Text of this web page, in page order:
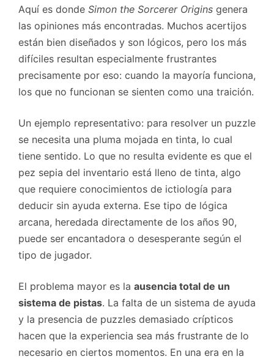
Aquí es donde Simon the Sorcerer Origins genera
las opiniones más encontradas. Muchos acertijos
están bien diseñados y son lógicos, pero los más
difíciles resultan especialmente frustrantes
precisamente por eso: cuando la mayoría funciona,
los que no funcionan se sienten como una traición.
Un ejemplo representativo: para resolver un puzzle
se necesita una pluma mojada en tinta, lo cual
tiene sentido. Lo que no resulta evidente es que el
pez sepia del inventario está lleno de tinta, algo
que requiere conocimientos de ictiología para
deducir sin ayuda externa. Ese tipo de lógica
arcana, heredada directamente de los años 90,
puede ser encantadora o desesperante según el
tipo de jugador.
El problema mayor es la ausencia total de un
sistema de pistas. La falta de un sistema de ayuda
y la presencia de puzzles demasiado crípticos
hacen que la experiencia sea más frustrante de lo
necesario en ciertos momentos. En una era en la